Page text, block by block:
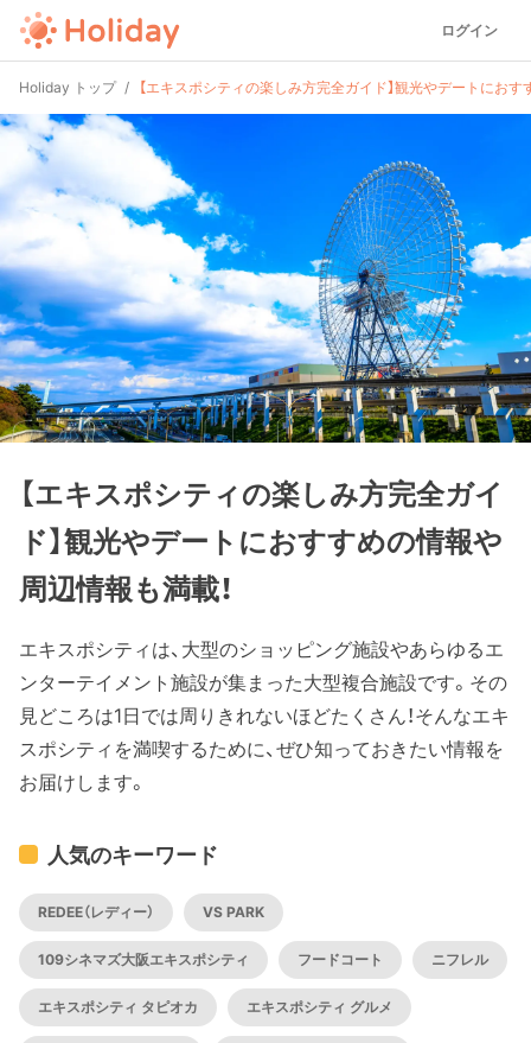
ログイン
Holiday トップ 【エキスポシティの楽しみ方完全ガイド】観光やデートにお
【エキスポシティの楽しみ方完全ガイ
ド】観光やデートにおすすめの情報や
周辺情報も満載！
エキスポシティは、大型のショッピング施設やあらゆるエ
ンターテイメント施設が集まった大型複合施設です。その
見どころは1日では周りきれないほどたくさん！そんなエキ
スポシティを満喫するために、ぜひ知っておきたい情報を
お届けします。
人気のキーワード
REDEE（レディー） VS PARK
109シネマズ大阪エキスポシティ フードコート ニフレル
エキスポシティ タピオカ エキスポシティ グルメ